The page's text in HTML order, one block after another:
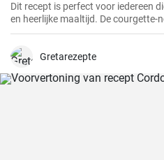
Dit recept is perfect voor iedereen
en heerlijke maaltijd. De courgette-
alternatief voor traditionele pasta,
Gretarezepte